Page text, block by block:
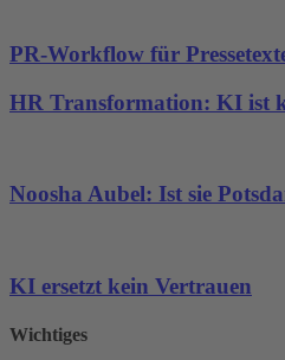
PR-Workflow für
HR Transformation: KI ist
Noosha Aubel: Ist sie
KI ersetzt kein Vertrauen
Wichtiges